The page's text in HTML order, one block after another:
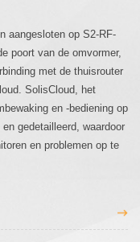
aangesloten op S2-RF-
poort van de omvormer,
met de thuisrouter
SolisCloud, het
en -bediening op
gedetailleerd, waardoor
en problemen op te